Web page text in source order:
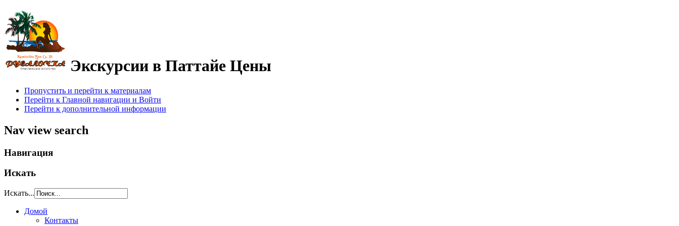
Экскурсии в Паттайе Цены
Пропустить и перейти к материалам
Перейти к Главной навигации и Войти
Перейти к дополнительной информации
Nav view search
Навигация
Искать
Искать...
Домой
Контакты